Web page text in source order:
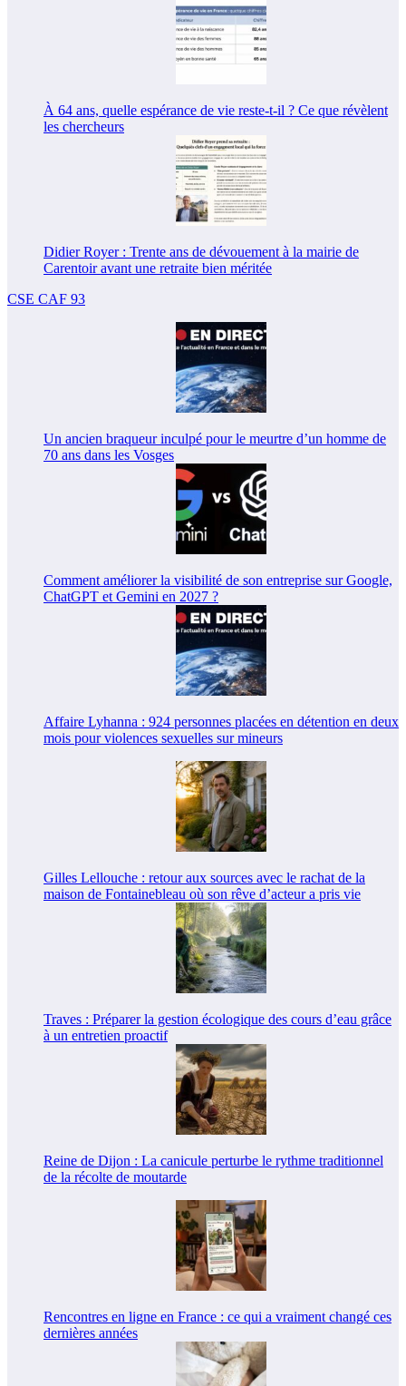
À 64 ans, quelle espérance de vie reste-t-il ? Ce que révèlent
les chercheurs
Didier Royer : Trente ans de dévouement à la mairie de
Carentoir avant une retraite bien méritée
CSE CAF 93
Un ancien braqueur inculpé pour le meurtre d’un homme de
70 ans dans les Vosges
Comment améliorer la visibilité de son entreprise sur Google,
ChatGPT et Gemini en 2027 ?
Affaire Lyhanna : 924 personnes placées en détention en deux
mois pour violences sexuelles sur mineurs
Gilles Lellouche : retour aux sources avec le rachat de la
maison de Fontainebleau où son rêve d’acteur a pris vie
Traves : Préparer la gestion écologique des cours d’eau grâce
à un entretien proactif
Reine de Dijon : La canicule perturbe le rythme traditionnel
de la récolte de moutarde
Rencontres en ligne en France : ce qui a vraiment changé ces
dernières années